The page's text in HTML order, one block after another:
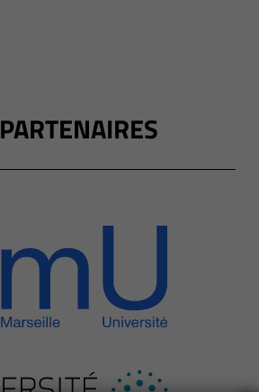
PARTENAIRES